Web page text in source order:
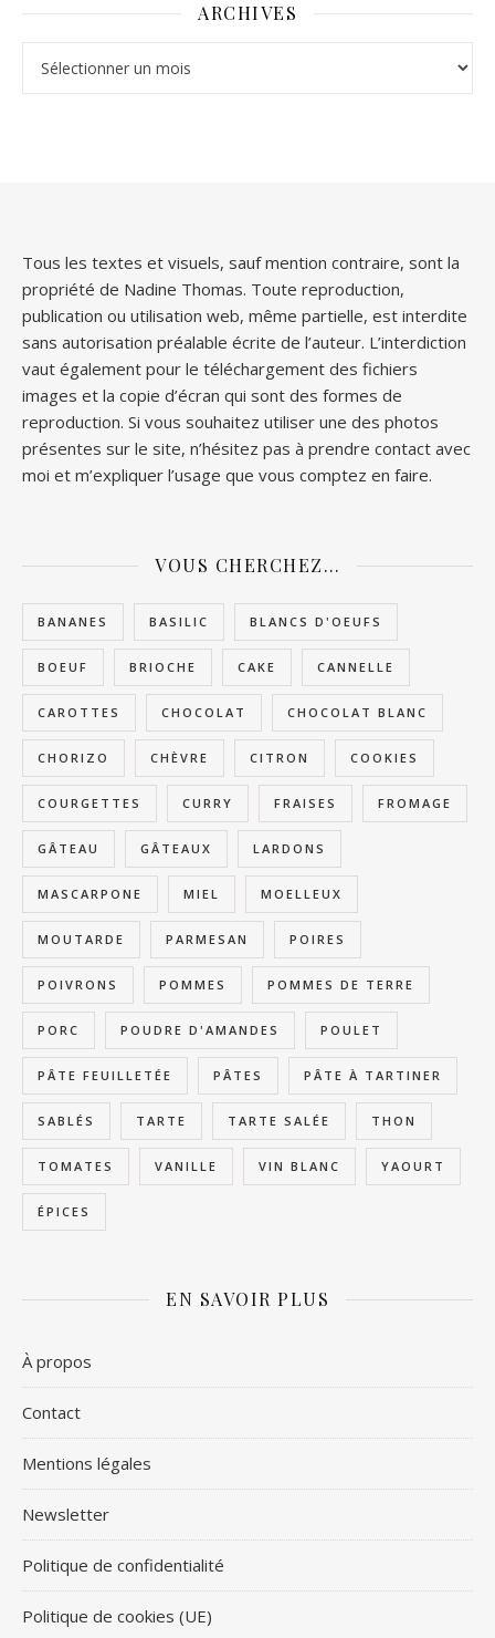
ARCHIVES
Tous les textes et visuels, sauf mention contraire, sont la
propriété de Nadine Thomas. Toute reproduction,
publication ou utilisation web, même partielle, est interdite
sans autorisation préalable écrite de l’auteur. L’interdiction
vaut également pour le téléchargement des fichiers
images et la copie d’écran qui sont des formes de
reproduction. Si vous souhaitez utiliser une des photos
présentes sur le site, n’hésitez pas à prendre contact avec
moi et m’expliquer l’usage que vous comptez en faire.
VOUS CHERCHEZ…
BANANES BASILIC BLANCS D'OEUFS
BOEUF BRIOCHE CAKE CANNELLE
CAROTTES CHOCOLAT CHOCOLAT BLANC
CHORIZO CHÈVRE CITRON COOKIES
COURGETTES CURRY FRAISES FROMAGE
GÂTEAU GÂTEAUX LARDONS
MASCARPONE MIEL MOELLEUX
MOUTARDE PARMESAN POIRES
POIVRONS POMMES POMMES DE TERRE
PORC POUDRE D'AMANDES POULET
PÂTE FEUILLETÉE PÂTES PÂTE À TARTINER
SABLÉS TARTE TARTE SALÉE THON
TOMATES VANILLE VIN BLANC YAOURT
ÉPICES
EN SAVOIR PLUS
À propos
Contact
Mentions légales
Newsletter
Politique de confidentialité
Politique de cookies (UE)